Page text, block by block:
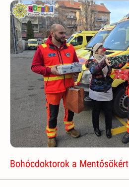
Bohócdoktorok a Mentősökért